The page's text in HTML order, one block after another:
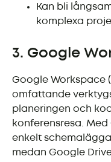
Kan bli
komplexa
3. Google
Google Workspace
omfattande
planeringen och
konferensresa.
enkelt
medan Google